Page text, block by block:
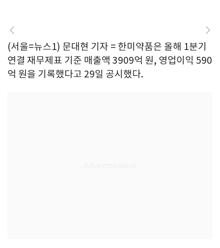
(서울=뉴스1) 문대현 기자 = 한미약품은 올해 1분기
연결 재무제표 기준 매출액 3909억 원, 영업이익 590
억 원을 기록했다고 29일 공시했다.